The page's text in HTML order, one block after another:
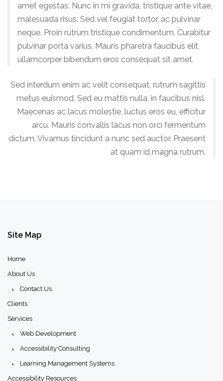
amet egestas. Nunc in mi gravida, tristique ante vitae,
malesuada risus. Sed vel feugiat tortor, ac pulvinar
neque. Proin rutrum tristique condimentum. Curabitur
pulvinar porta varius. Mauris pharetra faucibus elit,
ullamcorper bibendum eros consequat sit amet.
Sed interdum enim ac velit consequat, rutrum sagittis
metus euismod. Sed eu mattis nulla, in faucibus nisl.
Maecenas ac lacus molestie, luctus eros eu, efficitur
arcu. Mauris convallis lacus non orci fermentum
dictum. Vivamus tincidunt a nunc sed auctor. Praesent
at quam id magna rutrum.
Site Map
Home
About Us
Contact Us
Clients
Services
Web Development
Accessibility Consulting
Learning Management Systems
Accessibility Resources